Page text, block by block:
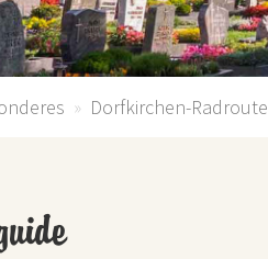
sauerland.de
Dorfkirchen-Radroute